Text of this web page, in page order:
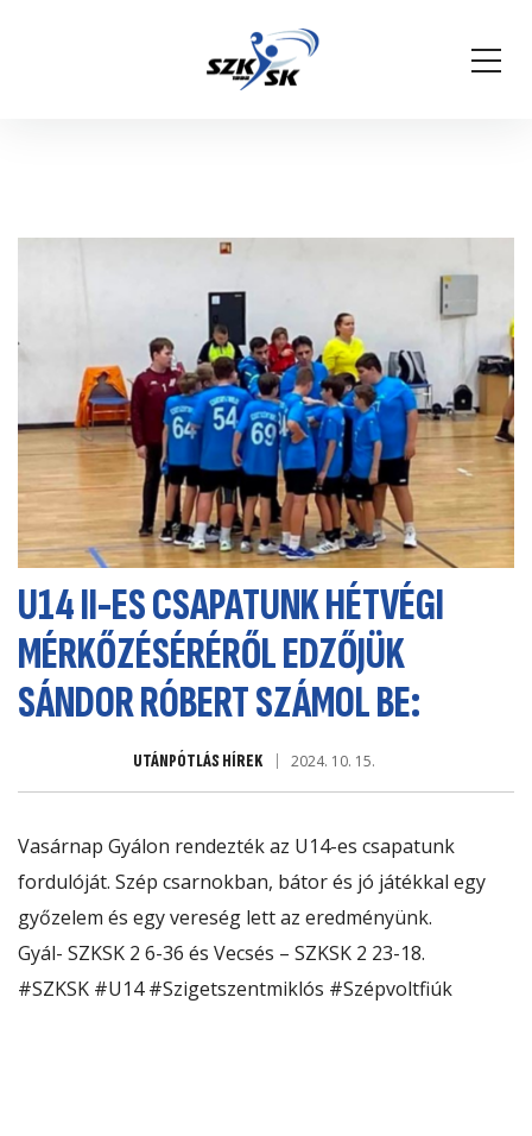
U14 II-ES CSAPATUNK HÉTVÉGI
MÉRKŐZÉSÉRÉRŐL EDZŐJÜK
SÁNDOR RÓBERT SZÁMOL BE:
UTÁNPÓTLÁS HÍREK 2024. 10. 15.
Vasárnap Gyálon rendezték az U14-es csapatunk
fordulóját. Szép csarnokban, bátor és jó játékkal egy
győzelem és egy vereség lett az eredményünk.
Gyál- SZKSK 2 6-36 és Vecsés – SZKSK 2 23-18.
#SZKSK #U14 #Szigetszentmiklós #Szépvoltfiúk